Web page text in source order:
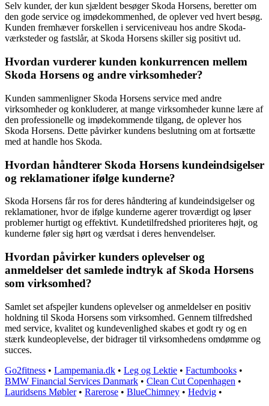
Selv kunder, der kun sjældent besøger Skoda Horsens, beretter om
den gode service og imødekommenhed, de oplever ved hvert besøg.
Kunden fremhæver forskellen i serviceniveau hos andre Skoda-
værksteder og fastslår, at Skoda Horsens skiller sig positivt ud.
Hvordan vurderer kunden konkurrencen mellem
Skoda Horsens og andre virksomheder?
Kunden sammenligner Skoda Horsens service med andre
virksomheder og konkluderer, at mange virksomheder kunne lære af
den professionelle og imødekommende tilgang, de oplever hos
Skoda Horsens. Dette påvirker kundens beslutning om at fortsætte
med at handle hos Skoda.
Hvordan håndterer Skoda Horsens kundeindsigelser
og reklamationer ifølge kunderne?
Skoda Horsens får ros for deres håndtering af kundeindsigelser og
reklamationer, hvor de ifølge kunderne agerer troværdigt og løser
problemer hurtigt og effektivt. Kundetilfredshed prioriteres højt, og
kunderne føler sig hørt og værdsat i deres henvendelser.
Hvordan påvirker kunders oplevelser og
anmeldelser det samlede indtryk af Skoda Horsens
som virksomhed?
Samlet set afspejler kundens oplevelser og anmeldelser en positiv
holdning til Skoda Horsens som virksomhed. Gennem tilfredshed
med service, kvalitet og kundevenlighed skabes et godt ry og en
stærk kundeoplevelse, der bidrager til virksomhedens omdømme og
succes.
Go2fitness • Lampemania.dk • Leg og Lektie • Factumbooks •
BMW Financial Services Danmark • Clean Cut Copenhagen •
Lauridsens Møbler• Rarerose • BlueChimney • Hedvig •